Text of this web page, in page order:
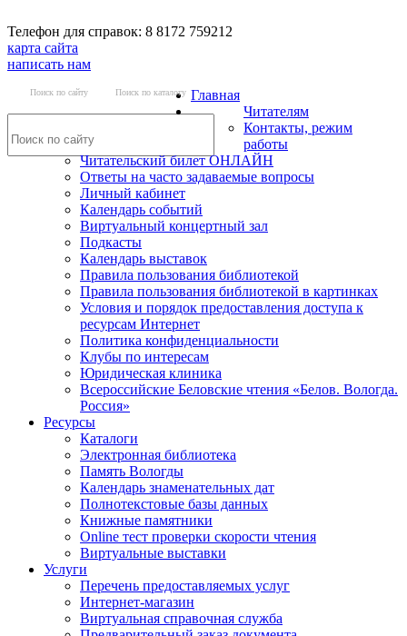
Телефон для справок: 8 8172 759212
карта сайта
написать нам
Поиск по сайту Поиск по каталогу Главная
Читателям
Контакты, режим
работы
Читательский билет ОНЛАЙН
Ответы на часто задаваемые вопросы
Личный кабинет
Календарь событий
Виртуальный концертный зал
Подкасты
Календарь выставок
Правила пользования библиотекой
Правила пользования библиотекой в картинках
Условия и порядок предоставления доступа к
ресурсам Интернет
Политика конфиденциальности
Клубы по интересам
Юридическая клиника
Всероссийские Беловские чтения «Белов. Вологда.
Россия»
Ресурсы
Каталоги
Электронная библиотека
Память Вологды
Календарь знаменательных дат
Полнотекстовые базы данных
Книжные памятники
Online тест проверки скорости чтения
Виртуальные выставки
Услуги
Перечень предоставляемых услуг
Интернет-магазин
Виртуальная справочная служба